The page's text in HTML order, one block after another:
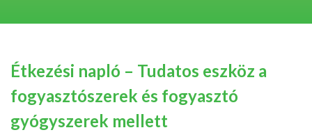
Étkezési napló – Tudatos eszköz a
fogyasztószerek és fogyasztó
gyógyszerek mellett